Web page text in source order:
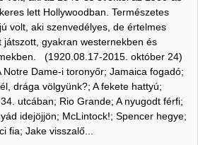
lett Hollywoodban. Természetes
volt, aki szenvedélyes, de értelmes
játszott, gyakran westernekben és
(1920.08.17-2015. október 24)
Notre Dame-i toronyőr; Jamaica fogadó;
drága völgyünk?; A fekete hattyú;
utcában; Rio Grande; A nyugodt férfi;
idejöjjön; McLintock!; Spencer hegye;
fia; Jake visszalő...